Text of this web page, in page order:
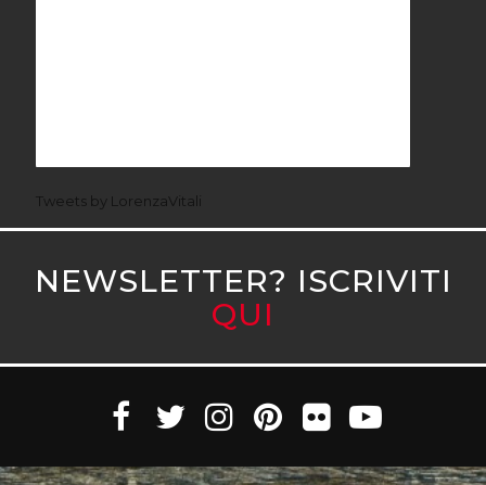
Tweets by LorenzaVitali
NEWSLETTER? ISCRIVITI
QUI